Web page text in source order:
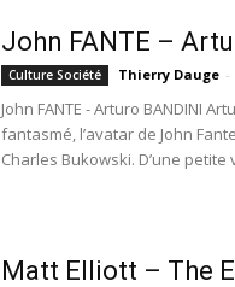
John FANTE –
Culture Société Thierry Dauge -
John FANTE - Arturo BANDINI
fantasmé, l’avatar de John
Charles Bukowski. D’une petite
Matt Elliott – The